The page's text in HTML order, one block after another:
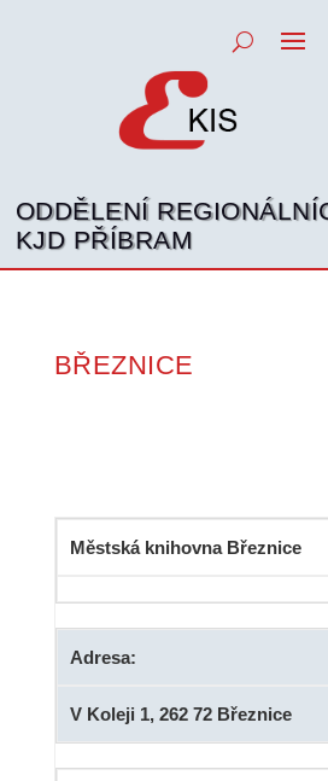
ODDĚLENÍ
KJD PŘÍBRAM
BŘEZNICE
Městská knihovna Březnice
Adresa:
V Koleji 1, 262 72 Březnice